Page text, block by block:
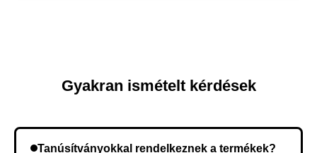
Gyakran ismételt kérdések
Tanúsítványokkal rendelkeznek a termékek?